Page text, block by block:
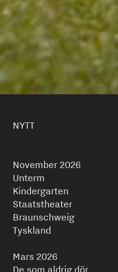
NYTT
November 2026
Unterm
Kindergarten
Staatstheater
Braunschweig
Tyskland
Mars 2026